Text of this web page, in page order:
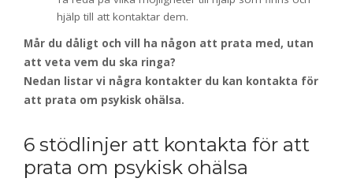
hjälp till att kontaktar dem.
Mår du dåligt och vill ha någon att prata med, utan
att veta vem du ska ringa?
Nedan listar vi några kontakter du kan kontakta för
att prata om psykisk ohälsa.
6 stödlinjer att kontakta för att
prata om psykisk ohälsa